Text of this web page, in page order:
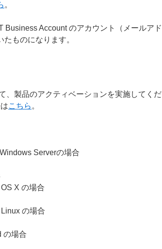
。
Account のアカウント（メールアド
ものになります。
、製品のアクティベーションを実施してくだ
こちら 。
Serverの場合
X の場合
の場合
の場合